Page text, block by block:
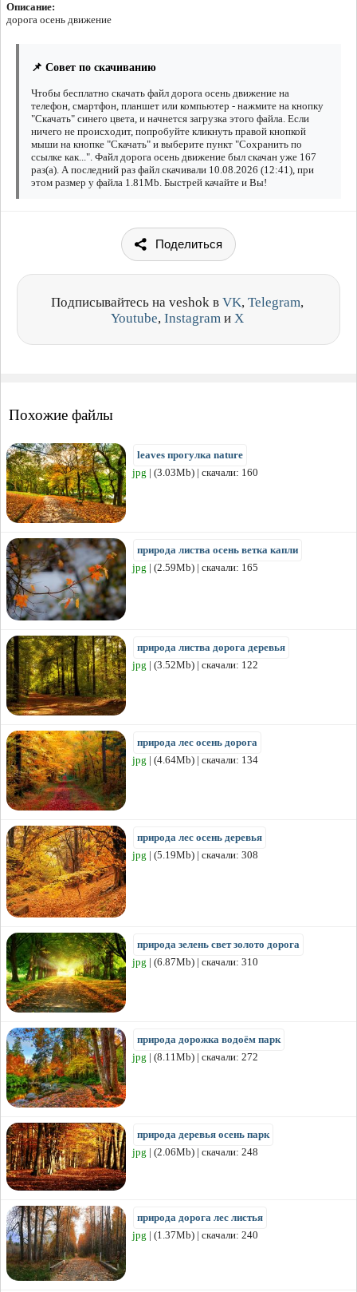
Описание:
дорога осень движение
📌 Совет по скачиванию
Чтобы бесплатно скачать файл дорога осень движение на
телефон, смартфон, планшет или компьютер - нажмите на кнопку
"Скачать" синего цвета, и начнется загрузка этого файла. Если
ничего не происходит, попробуйте кликнуть правой кнопкой
мыши на кнопке "Скачать" и выберите пункт "Сохранить по
ссылке как...". Файл дорога осень движение был скачан уже 167
раз(а). А последний раз файл скачивали 10.08.2026 (12:41), при
этом размер у файла 1.81Mb. Быстрей качайте и Вы!
Поделиться
Подписывайтесь на veshok в VK, Telegram,
Youtube, Instagram и X
Похожие файлы
leaves прогулка nature
jpg | (3.03Mb) | скачали: 160
природа листва осень ветка капли
jpg | (2.59Mb) | скачали: 165
природа листва дорога деревья
jpg | (3.52Mb) | скачали: 122
природа лес осень дорога
jpg | (4.64Mb) | скачали: 134
природа лес осень деревья
jpg | (5.19Mb) | скачали: 308
природа зелень свет золото дорога
jpg | (6.87Mb) | скачали: 310
природа дорожка водоём парк
jpg | (8.11Mb) | скачали: 272
природа деревья осень парк
jpg | (2.06Mb) | скачали: 248
природа дорога лес листья
jpg | (1.37Mb) | скачали: 240